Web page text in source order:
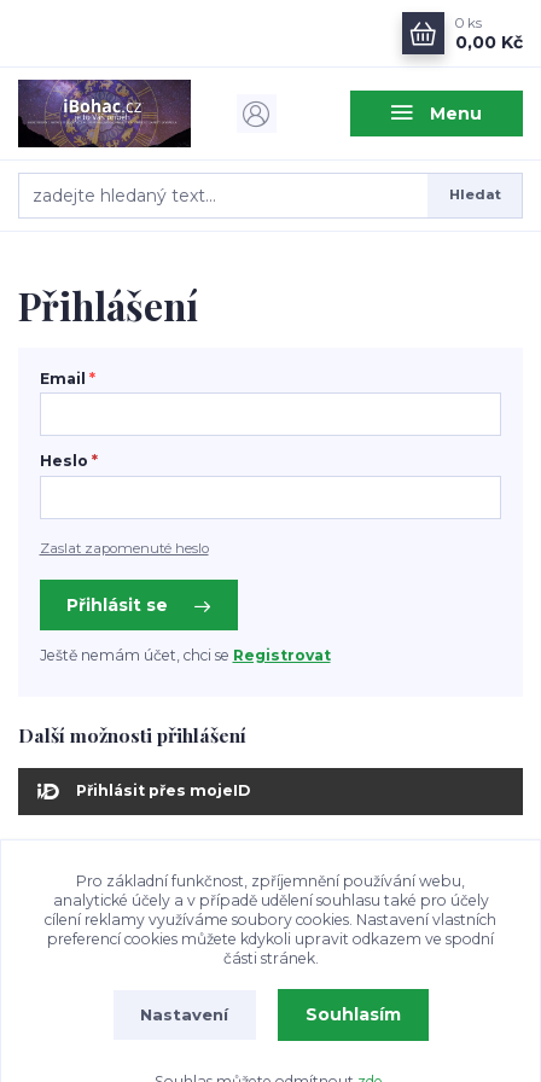
Menu
Hledat
0 ks
0,00 Kč
Přihlášení
Email *
Heslo *
Zaslat zapomenuté heslo
Přihlásit se
Ještě nemám účet, chci se Registrovat
Další možnosti přihlášení
Přihlásit přes mojeID
Pro základní funkčnost, zpříjemnění používání webu,
analytické účely a v případě udělení souhlasu také pro účely
cílení reklamy využíváme soubory cookies. Nastavení vlastních
preferencí cookies můžete kdykoli upravit odkazem ve spodní
části stránek.
Nastavení Souhlasím